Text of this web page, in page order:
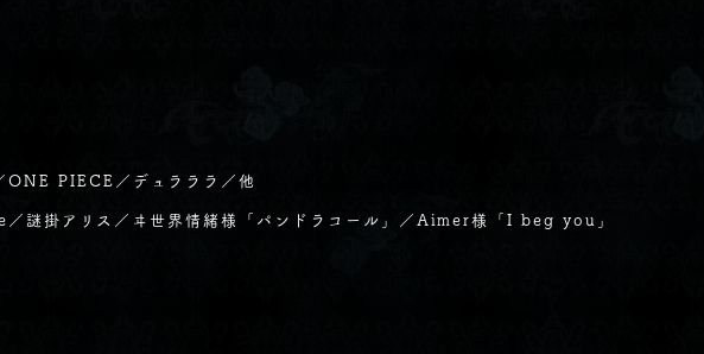
ONE PIECE／デュラララ／他
謎掛アリス／ヰ世界情緒様「パンドラコール」／Aimer様「I beg you」